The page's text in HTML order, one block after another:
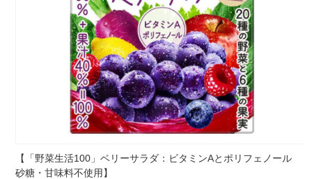
【「野菜生活100」ベリーサラダ：ビタミンAとポリフェノール
砂糖・甘味料不使用】